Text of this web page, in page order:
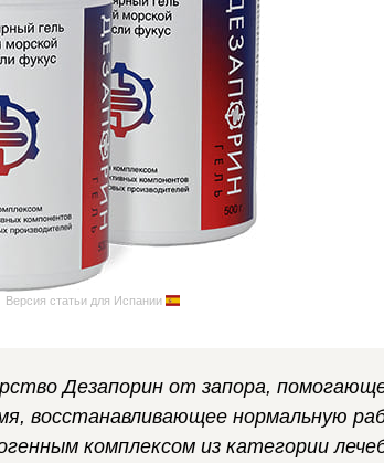
Версия статьи для Испании
Дезапорин от запора,
восстанавливающее нормальную
комплексом из категории